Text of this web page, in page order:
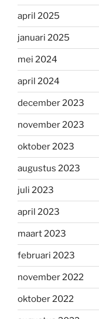
april 2025
januari 2025
mei 2024
april 2024
december 2023
november 2023
oktober 2023
augustus 2023
juli 2023
april 2023
maart 2023
februari 2023
november 2022
oktober 2022